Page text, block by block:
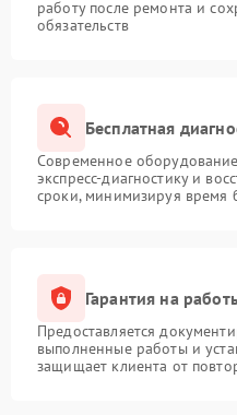
работу после ремонта и
обязательств
Бесплатная
Современное
экспресс-диагностику и
сроки, минимизируя время
Гарантия на
Предоставляется
выполненные работы и
защищает клиента от